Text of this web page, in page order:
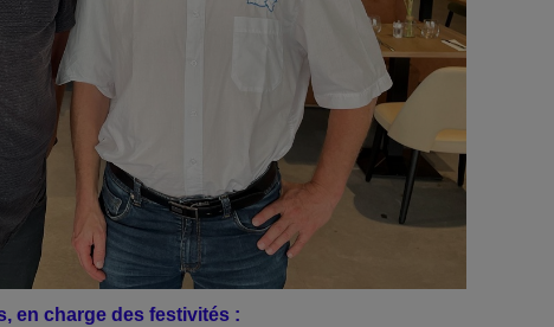
en charge des festivités :